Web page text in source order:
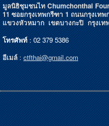
มูลนิธิชุมชนไท Chumchonthai
11 ซอยกรุงเทพกรีฑา 1 ถนนกรุงเทพ
แขวงหัวหมาก เขตบางกะปิ กรุงเท
โทรศัพท์ : 02 379 5386
อีเมล์ : ctfthai@gmail.com